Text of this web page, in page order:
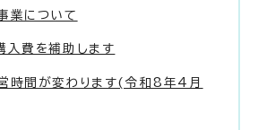
業について
入費を補助します
時間が変わります(令和8年4月